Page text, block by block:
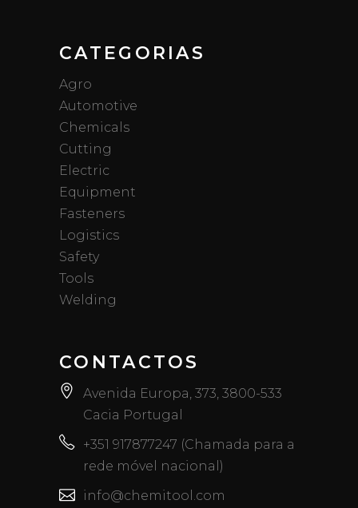
CATEGORIAS
Agro
Automotive
Chemicals
Cutting
Electric
Equipment
Fasteners
Logistics
Safety
Tools
Welding
CONTACTOS
Avenida Europa, 373, 3800-533
Cacia Portugal
+351 917877247 (Chamada para a
rede móvel nacional)
info@chemitool.com